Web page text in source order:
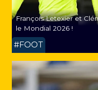
François Letexier et
le Mondial 2026 !
#FOOT